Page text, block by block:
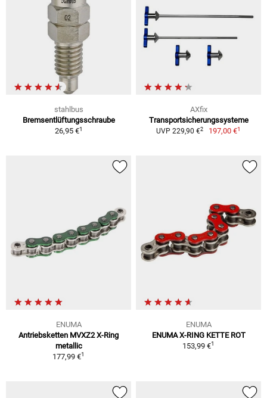
stahlbus
Bremsentlüftungsschraube
26,95 €1
AXfix
Transportsicherungssysteme
UVP 229,90 €2 197,00 €1
ENUMA
Antriebsketten MVXZ2 X-Ring
metallic
177,99 €1
ENUMA
ENUMA X-RING KETTE ROT
153,99 €1